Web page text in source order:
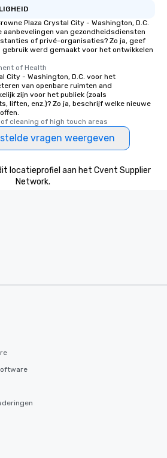
Plaza Crystal City - Washington, D.C.
aanbevelingen van gezondheidsdiensten
of privé-organisaties? Zo ja, geef
werd gemaakt voor het ontwikkelen
of Health
City - Washington, D.C. voor het
van openbare ruimten and
zijn voor het publiek (zoals
liften, enz.)? Zo ja, beschrijf welke nieuwe
cleaning of high touch areas
vragen weergeven
locatieprofiel aan het Cvent Supplier
Network.